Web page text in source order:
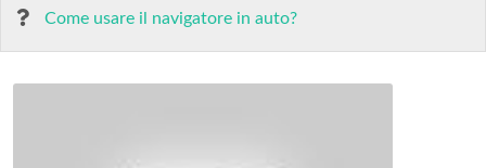
Come usare il navigatore in auto?